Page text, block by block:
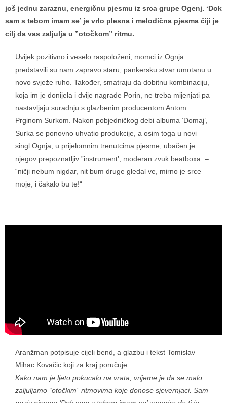
još jednu zaraznu, energičnu pjesmu iz srca grupe Ogenj. ‘Dok
sam s tebom imam se’ je vrlo plesna i melodična pjesma čiji je
cilj da vas zaljulja u ”otočkom” ritmu.
Uvijek pozitivno i veselo raspoloženi, momci iz Ognja
predstavili su nam zapravo staru, pankersku stvar umotanu u
novo svježe ruho. Također, smatraju da dobitnu kombinaciju,
koja im je donijela i dvije nagrade Porin, ne treba mijenjati pa
nastavljaju suradnju s glazbenim producentom Antom
Prginom Surkom. Nakon pobjedničkog debi albuma ‘Domaj’,
Surka se ponovno uhvatio produkcije, a osim toga u novi
singl Ognja, u prijelomnim trenutcima pjesme, ubačen je
njegov prepoznatljiv ”instrument’, moderan zvuk beatboxa –
“ničji nebum nigdar, nit bum druge gledal ve, mirno je srce
moje, i čakalo bu te!“
Aranžman potpisuje cijeli bend, a glazbu i tekst Tomislav
Mihac Kovačic koji za kraj poručuje:
Kako nam je ljeto pokucalo na vrata, vrijeme je da se malo
zaljuljamo “otočkim” ritmovima koje donose sjevernjaci. Sam